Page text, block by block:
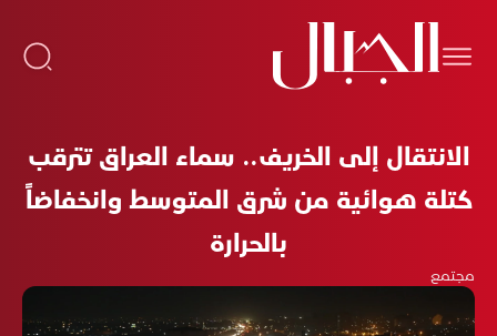
الانتقال إلى الخريف.. سماء العراق تترقب
كتلة هوائية من شرق المتوسط وانخفاضاً
بالحرارة
مجتمع